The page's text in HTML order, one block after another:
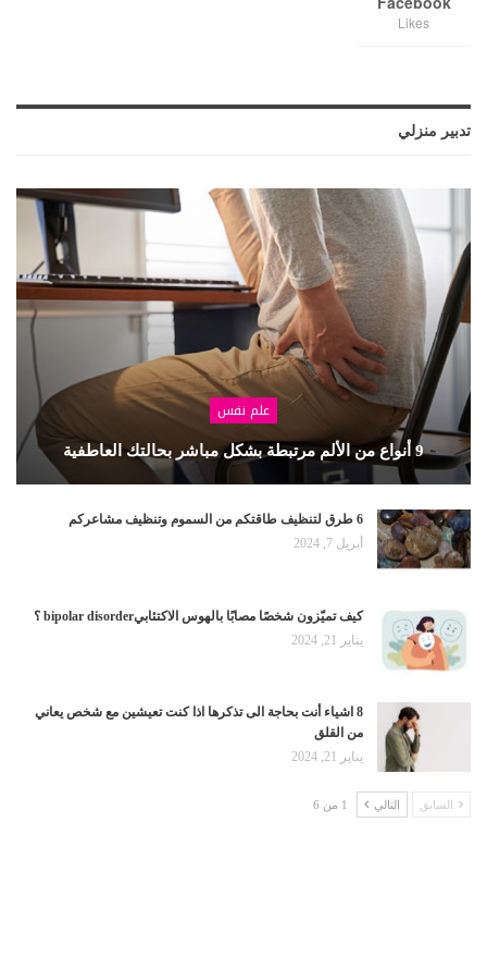
Likes
تدبير منزلي
علم نفس
9 أنواع من الألم مرتبطة بشكل مباشر بحالتك العاطفية
6 طرق لتنظيف طاقتكم من السموم وتنظيف مشاعركم
أبريل 7, 2024
كيف تميّزون شخصًا مصابًا بالهوس الاكتئابيbipolar disorder ؟
يناير 21, 2024
8 اشياء أنت بحاجة الى تذكرها اذا كنت تعيشين مع شخص يعاني
من القلق
يناير 21, 2024
السابق التالي 1 من 6